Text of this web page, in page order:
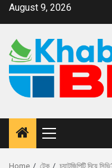
August 9, 2026
Home টেক চ্যাটজিপিটি দিয়ে